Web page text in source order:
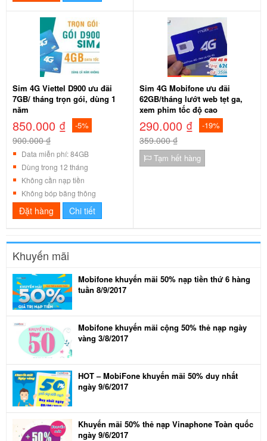
Sim 4G Viettel D900 ưu đãi
7GB/ tháng trọn gói, dùng 1
năm
850.000 ₫ -5%
900.000 ₫
Data miễn phí: 84GB
Dùng trong 12 tháng
Không cần nạp tiền
Không bóp băng thông
Đặt hàng Chi tiết
Sim 4G Mobifone ưu đãi
62GB/tháng lướt web tẹt ga,
xem phim tốc độ cao
290.000 ₫ -19%
359.000 ₫
Tạm hết hàng
Khuyến mãi
Mobifone khuyến mãi 50% nạp tiền thứ 6 hàng
tuần 8/9/2017
Mobifone khuyến mãi cộng 50% thẻ nạp ngày
vàng 3/8/2017
HOT – MobiFone khuyến mãi 50% duy nhất
ngày 9/6/2017
Khuyến mãi 50% thẻ nạp Vinaphone Toàn quốc
ngày 9/6/2017